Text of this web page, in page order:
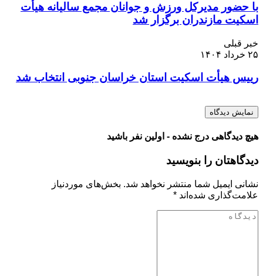
با حضور مدیرکل ورزش و جوانان مجمع سالیانه هیأت
اسکیت مازندران برگزار شد
خبر قبلی
۲۵ خرداد ۱۴۰۴
رییس هیأت اسکیت استان خراسان جنوبی انتخاب شد
نمایش دیدگاه
هیچ دیدگاهی درج نشده - اولین نفر باشید
دیدگاهتان را بنویسید
نشانی ایمیل شما منتشر نخواهد شد. بخش‌های موردنیاز
علامت‌گذاری شده‌اند *